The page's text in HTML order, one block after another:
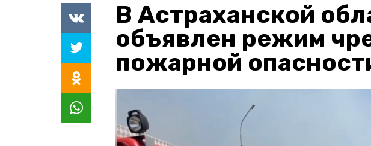
В Астраханской
объявлен режим
пожарной